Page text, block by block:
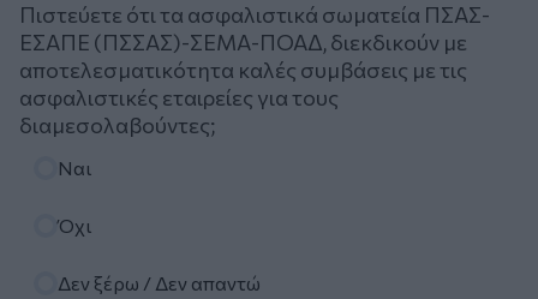
Πιστεύετε ότι τα ασφαλιστικά σωματεία ΠΣΑΣ-
ΕΣΑΠΕ (ΠΣΣΑΣ)-ΣΕΜΑ-ΠΟΑΔ, διεκδικούν με
αποτελεσματικότητα καλές συμβάσεις με τις
ασφαλιστικές εταιρείες για τους
διαμεσολαβούντες;
Ναι
Όχι
Δεν ξέρω / Δεν απαντώ